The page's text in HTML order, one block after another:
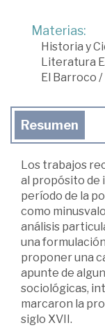
Materias:
Historia y
Literatura
El Barroco /
Resumen
Los trabajos
al propósito de
período de la
como
análisis
una
proponer una
apunte de
sociológicas,
marcaron la
siglo XVII.